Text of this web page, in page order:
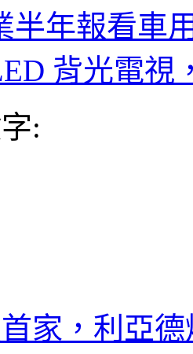
半年報看車
背光電視
:
家，利亞